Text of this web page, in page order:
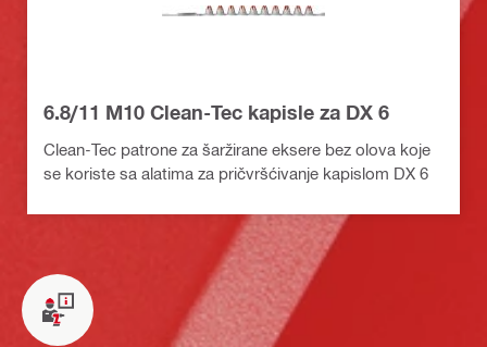
6.8/11 M10 Clean-Tec kapisle za DX 6
Clean-Tec patrone za šaržirane eksere bez olova koje
se koriste sa alatima za pričvršćivanje kapislom DX 6